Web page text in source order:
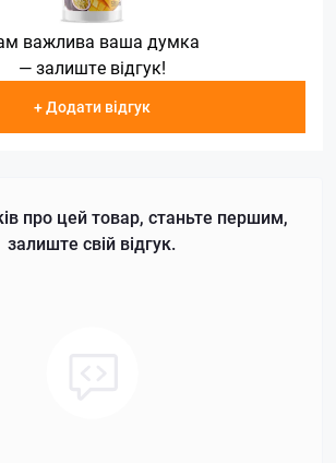
важлива ваша думка
— залиште відгук!
+ Додати відгук
про цей товар, станьте першим,
залиште свій відгук.